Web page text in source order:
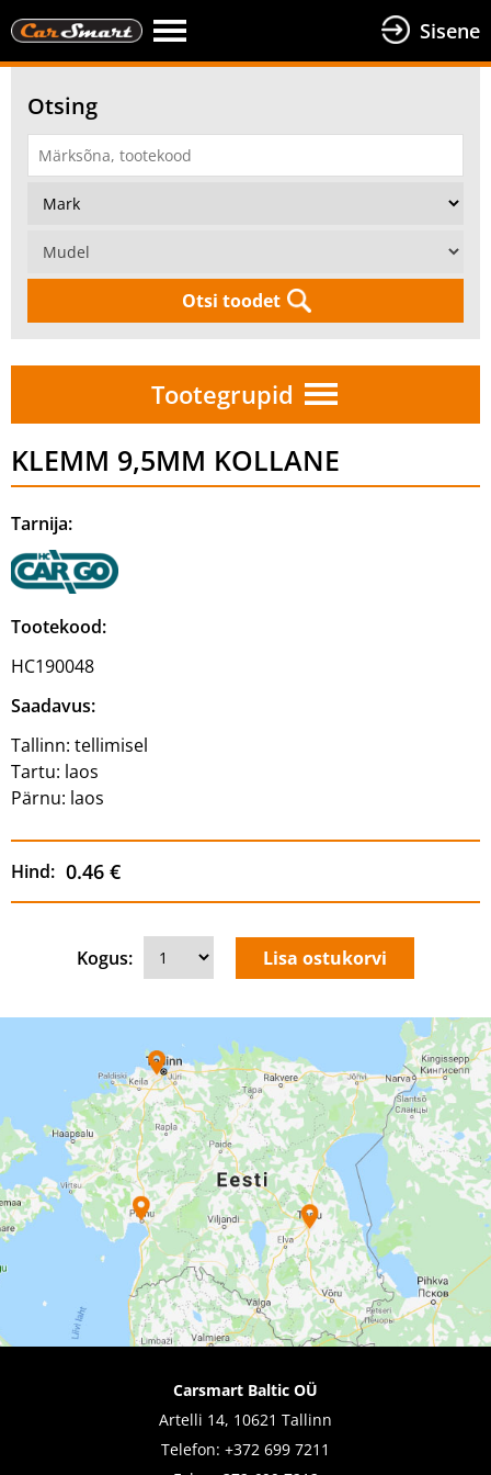
Sisene
Otsing
Otsi toodet
Tootegrupid
KLEMM 9,5MM KOLLANE
Tarnija:
Tootekood:
HC190048
Saadavus:
Tallinn: tellimisel
Tartu: laos
Pärnu: laos
Hind: 0.46 €
Kogus:
Carsmart Baltic OÜ
Artelli 14, 10621 Tallinn
Telefon: +372 699 7211